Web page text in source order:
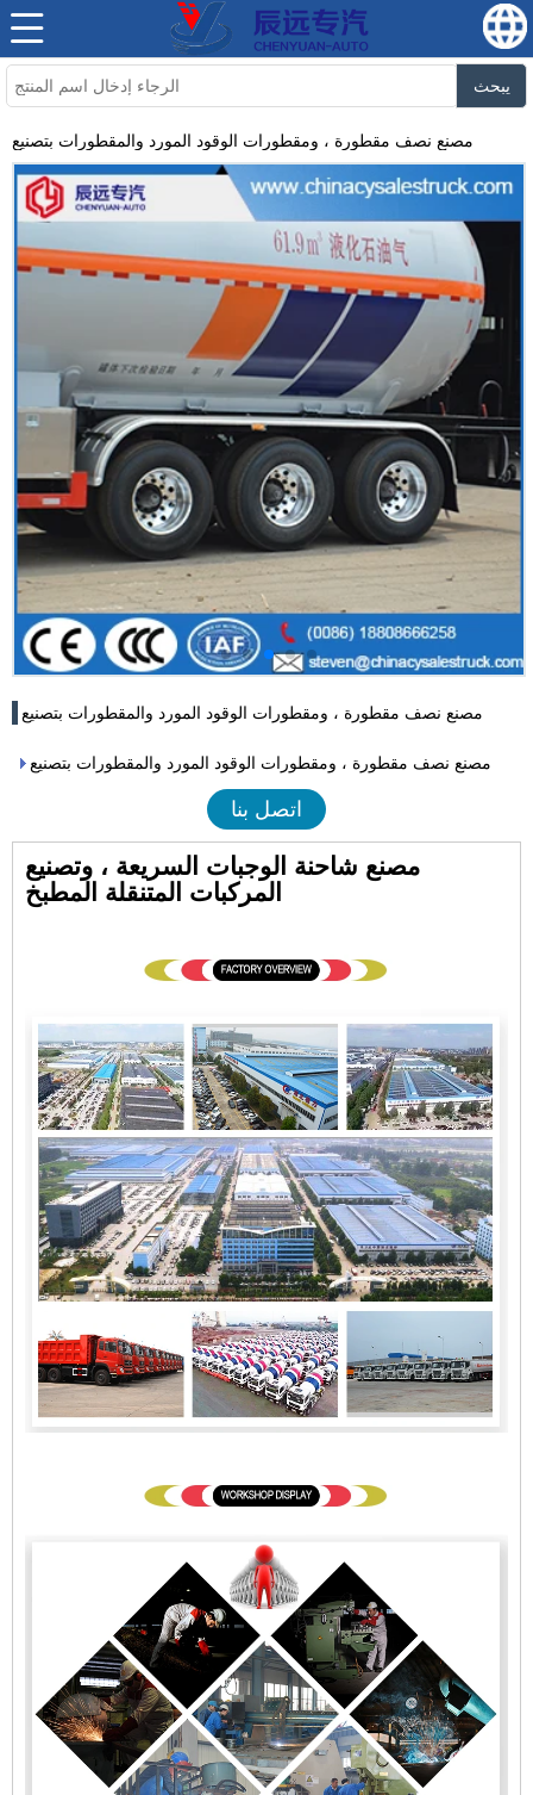
يبحث
مصنع نصف مقطورة ، ومقطورات الوقود المورد والمقطورات بتصنيع
مصنع نصف مقطورة ، ومقطورات الوقود المورد والمقطورات بتصنيع
مصنع نصف مقطورة ، ومقطورات الوقود المورد والمقطورات بتصنيع
اتصل بنا
مصنع شاحنة الوجبات السريعة ، وتصنيع
المركبات المتنقلة المطبخ